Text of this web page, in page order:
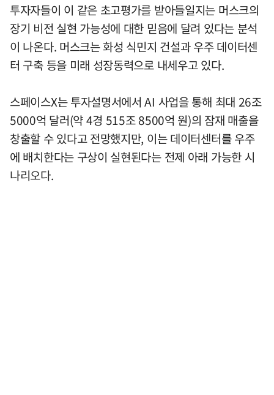
투자자들이 이 같은 초고평가를 받아들일지는 머스크의
장기 비전 실현 가능성에 대한 믿음에 달려 있다는 분석
이 나온다. 머스크는 화성 식민지 건설과 우주 데이터센
터 구축 등을 미래 성장동력으로 내세우고 있다.
스페이스X는 투자설명서에서 AI 사업을 통해 최대 26조
5000억 달러(약 4경 515조 8500억 원)의 잠재 매출을
창출할 수 있다고 전망했지만, 이는 데이터센터를 우주
에 배치한다는 구상이 실현된다는 전제 아래 가능한 시
나리오다.